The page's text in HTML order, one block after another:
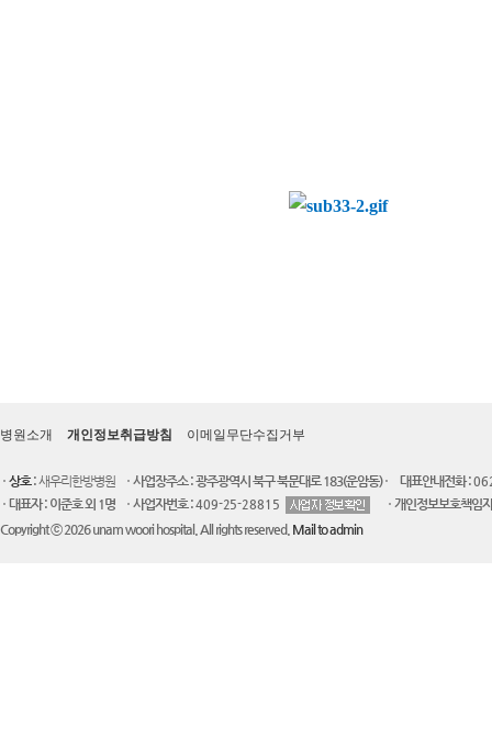
병원소개 개인정보취급방침 이메일무단수집거부
상호:새우리한방병원 사업장주소 : 광주광역시 북구 북문대로 183(운암동) 대표안내전화 :
대표자 : 이준호 외 1명 사업자번호 :409-25-28815
개인정보보호책임
Copyright ⓒ 2026 unam woori hospital. All rights reserved. Mail to admin